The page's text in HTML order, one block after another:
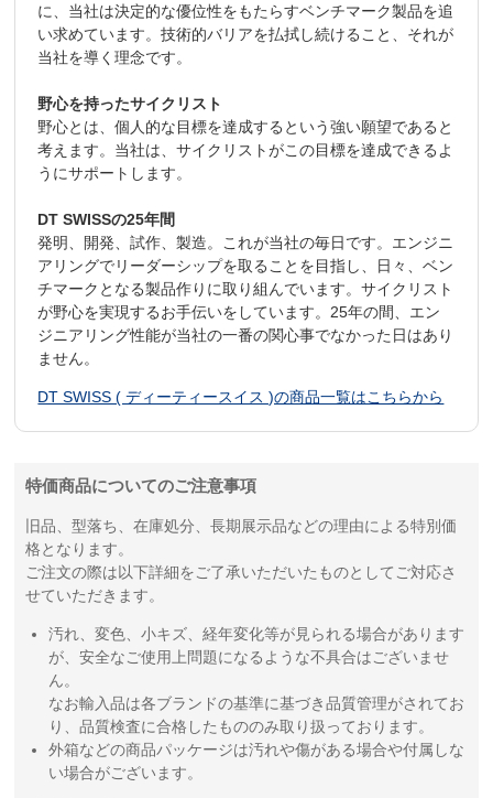
に、当社は決定的な優位性をもたらすベンチマーク製品を追
い求めています。技術的バリアを払拭し続けること、それが
当社を導く理念です。
野心を持ったサイクリスト
野心とは、個人的な目標を達成するという強い願望であると
考えます。当社は、サイクリストがこの目標を達成できるよ
うにサポートします。
DT SWISSの25年間
発明、開発、試作、製造。これが当社の毎日です。エンジニ
アリングでリーダーシップを取ることを目指し、日々、ベン
チマークとなる製品作りに取り組んでいます。サイクリスト
が野心を実現するお手伝いをしています。25年の間、エン
ジニアリング性能が当社の一番の関心事でなかった日はあり
ません。
DT SWISS ( ディーティースイス )の商品一覧はこちらから
特価商品についてのご注意事項
旧品、型落ち、在庫処分、長期展示品などの理由による特別価
格となります。
ご注文の際は以下詳細をご了承いただいたものとしてご対応さ
せていただきます。
汚れ、変色、小キズ、経年変化等が見られる場合があります
が、安全なご使用上問題になるような不具合はございませ
ん。
なお輸入品は各ブランドの基準に基づき品質管理がされてお
り、品質検査に合格したもののみ取り扱っております。
外箱などの商品パッケージは汚れや傷がある場合や付属しな
い場合がございます。